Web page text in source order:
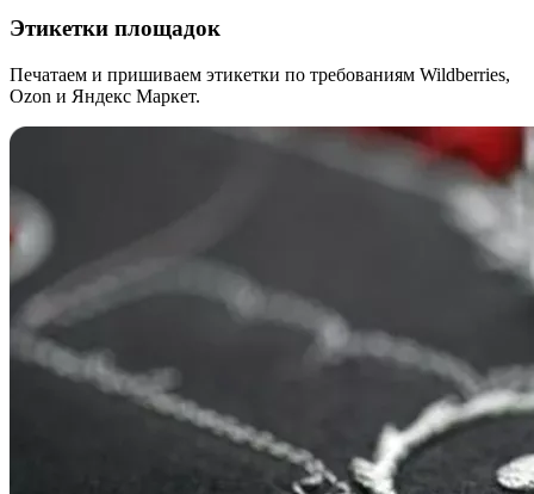
Этикетки площадок
Печатаем и пришиваем этикетки по требованиям Wildberries,
Ozon и Яндекс Маркет.